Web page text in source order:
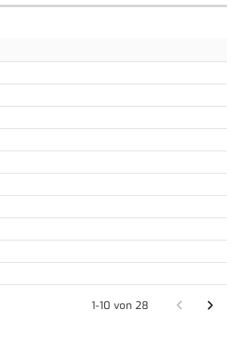
1-10 von 28